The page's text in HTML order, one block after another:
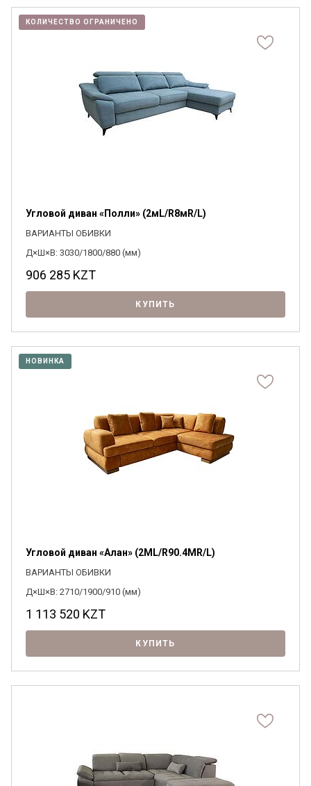
КОЛИЧЕСТВО ОГРАНИЧЕНО
Угловой диван «Полли» (2мL/R8мR/L)
ВАРИАНТЫ ОБИВКИ
Д×Ш×В: 3030/1800/880 (мм)
906 285 KZT
КУПИТЬ
НОВИНКА
Угловой диван «Алан» (2ML/R90.4MR/L)
ВАРИАНТЫ ОБИВКИ
Д×Ш×В: 2710/1900/910 (мм)
1 113 520 KZT
КУПИТЬ